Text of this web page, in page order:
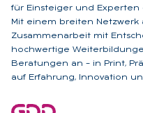
für Einsteiger und Experten
Mit einem breiten
Zusammenarbeit mit
hochwertige
Beratungen an – in Print,
auf Erfahrung, Innovation